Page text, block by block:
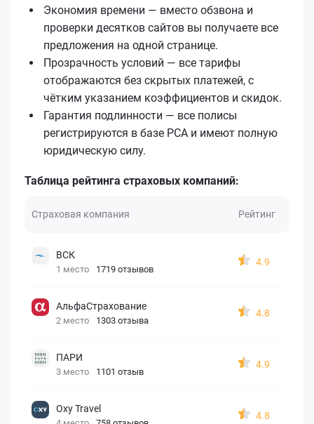
Экономия времени — вместо обзвона и
проверки десятков сайтов вы получаете все
предложения на одной странице.
Прозрачность условий — все тарифы
отображаются без скрытых платежей, с
чётким указанием коэффициентов и скидок.
Гарантия подлинности — все полисы
регистрируются в базе РСА и имеют полную
юридическую силу.
Таблица рейтинга страховых компаний:
Страховая компания Рейтинг
ВСК
1 место 1719 отзывов
4.9
АльфаСтрахование
2 место 1303 отзыва
4.8
ПАРИ
3 место 1101 отзыв
4.9
Oxy Travel
4.8